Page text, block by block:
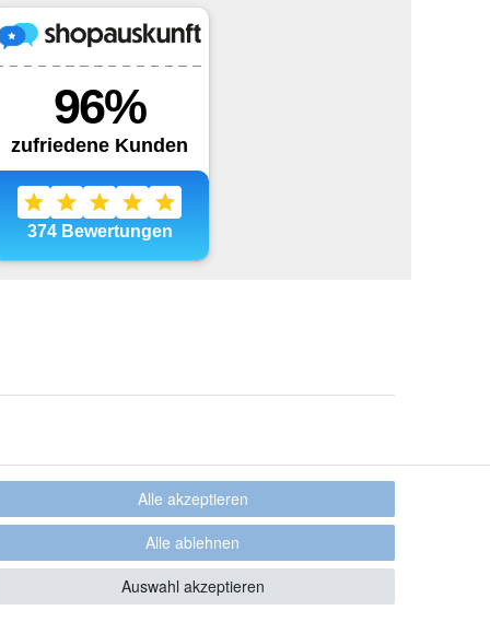
Alle akzeptieren
Alle ablehnen
Auswahl akzeptieren